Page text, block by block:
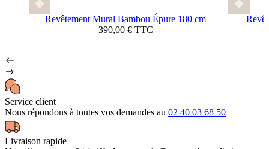
Revêtement Mural Bambou Épure 180 cm
390,00 € TTC
Service client
Nous répondons à toutes vos demandes au 02 40 03 68 50
Livraison rapide